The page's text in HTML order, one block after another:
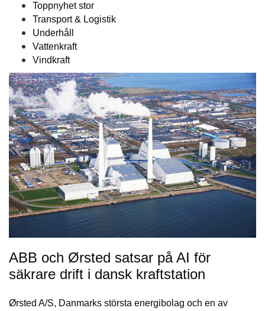
Toppnyhet stor
Transport & Logistik
Underhåll
Vattenkraft
Vindkraft
ABB och Ørsted satsar på AI för
säkrare drift i dansk kraftstation
Ørsted A/S, Danmarks största energibolag och en av